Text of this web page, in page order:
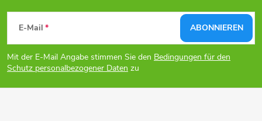
F
u
ß
E-Mail
Mit der E-Mail Angabe stimmen Sie den Bedingungen für den
Schutz personalbezogener Daten zu
ABONNIEREN